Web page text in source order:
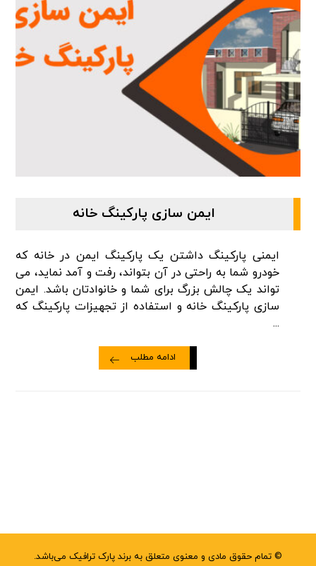
ایمن سازی پارکینگ خانه
ایمنی پارکینگ داشتن یک پارکینگ ایمن در خانه که
خودرو شما به راحتی در آن بتواند، رفت و آمد نماید، می
تواند یک چالش بزرگ برای شما و خانوادتان باشد. ایمن
سازی پارکینگ خانه و استفاده از تجهیزات پارکینگ که
...
ادامه مطلب
© تمام حقوق مادی و معنوی متعلق به برند پارک ترافیک می‌باشد.